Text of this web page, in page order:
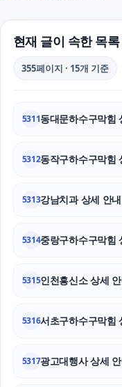
현재 글이 속한 목
355페이지 · 15개 기준
5311동대문하수구막힘
5312동작구하수구막힘
5313강남치과 상세 안
5314중랑구하수구막힘
5315인천흥신소 상세
5316서초구하수구막힘
5317광고대행사 상세